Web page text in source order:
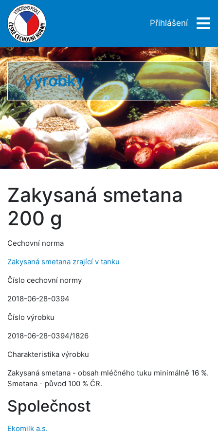
Přihlášení
Výrobky
Zakysaná smetana
200 g
Cechovní norma
Zakysaná smetana zrající v tanku
Číslo cechovní normy
2018-06-28-0394
Číslo výrobku
2018-06-28-0394/1826
Charakteristika výrobku
Zakysaná smetana - obsah mléčného tuku minimálně 16 %.
Smetana - původ 100 % ČR.
Společnost
Ekomilk a.s.